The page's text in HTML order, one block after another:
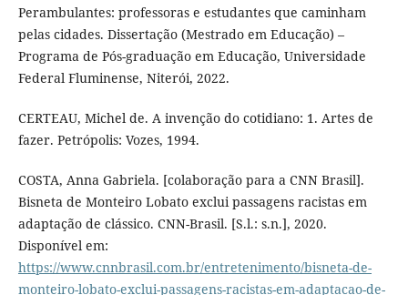
Perambulantes: professoras e estudantes que caminham
pelas cidades. Dissertação (Mestrado em Educação) –
Programa de Pós-graduação em Educação, Universidade
Federal Fluminense, Niterói, 2022.
CERTEAU, Michel de. A invenção do cotidiano: 1. Artes de
fazer. Petrópolis: Vozes, 1994.
COSTA, Anna Gabriela. [colaboração para a CNN Brasil].
Bisneta de Monteiro Lobato exclui passagens racistas em
adaptação de clássico. CNN-Brasil. [S.l.: s.n.], 2020.
Disponível em:
https://www.cnnbrasil.com.br/entretenimento/bisneta-de-
monteiro-lobato-exclui-passagens-racistas-em-adaptacao-de-